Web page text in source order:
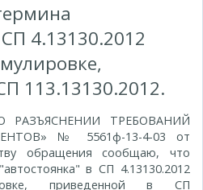
4.13130.2012
113.13130.2012.
РАЗЪЯСНЕНИИ ТРЕБОВАНИЙ
№ 5561ф-13-4-03 от
обращения сообщаю, что
в СП 4.13130.2012
приведенной в СП